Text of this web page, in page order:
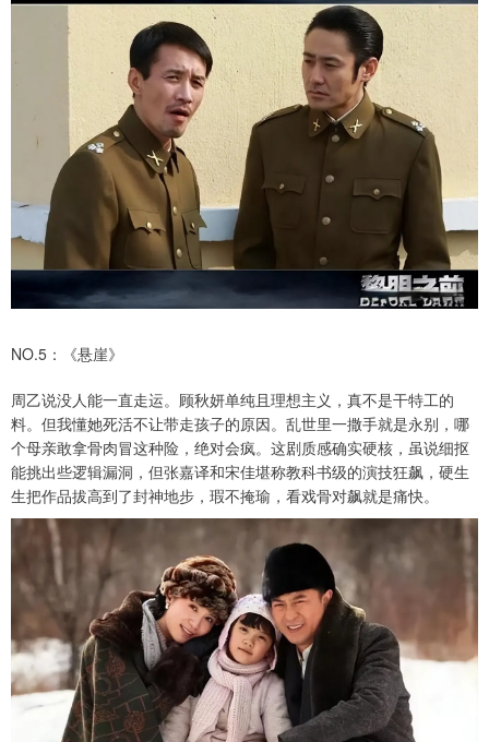
NO.5：《悬崖》
周乙说没人能一直走运。顾秋妍单纯且理想主义，真不是干特工的
料。但我懂她死活不让带走孩子的原因。乱世里一撒手就是永别，哪
个母亲敢拿骨肉冒这种险，绝对会疯。这剧质感确实硬核，虽说细抠
能挑出些逻辑漏洞，但张嘉译和宋佳堪称教科书级的演技狂飙，硬生
生把作品拔高到了封神地步，瑕不掩瑜，看戏骨对飙就是痛快。